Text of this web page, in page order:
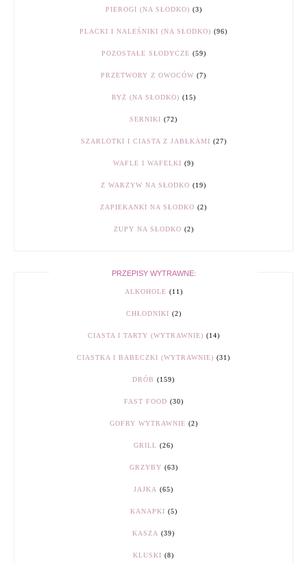
PIEROGI (NA SŁODKO) (3)
PLACKI I NALEŚNIKI (NA SŁODKO) (96)
POZOSTAŁE SŁODYCZE (59)
PRZETWORY Z OWOCÓW (7)
RYŻ (NA SŁODKO) (15)
SERNIKI (72)
SZARLOTKI I CIASTA Z JABŁKAMI (27)
WAFLE I WAFELKI (9)
Z WARZYW NA SŁODKO (19)
ZAPIEKANKI NA SŁODKO (2)
ZUPY NA SŁODKO (2)
PRZEPISY WYTRAWNE:
ALKOHOLE (11)
CHŁODNIKI (2)
CIASTA I TARTY (WYTRAWNIE) (14)
CIASTKA I BABECZKI (WYTRAWNIE) (31)
DRÓB (159)
FAST FOOD (30)
GOFRY WYTRAWNIE (2)
GRILL (26)
GRZYBY (63)
JAJKA (65)
KANAPKI (5)
KASZA (39)
KLUSKI (8)